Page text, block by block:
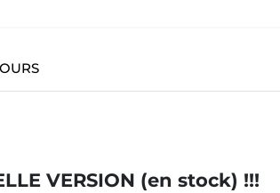
VERSION (en stock) !!!